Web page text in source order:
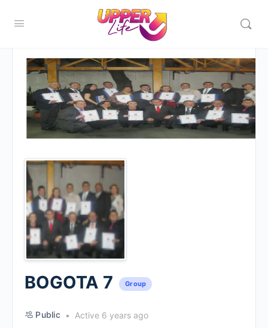
BOGOTA 7 Group
Public
Active 6 years ago